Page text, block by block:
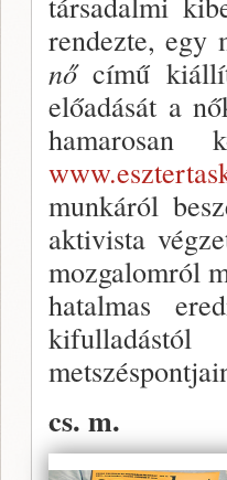
rendezte, egy
nőcímű
előadását a
munkáról
aktivista
mozga­lomról
hatalmas
cs. m.